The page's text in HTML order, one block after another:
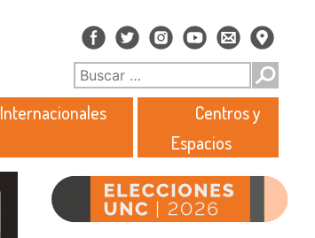
Internacionales
Centros y
Espacios